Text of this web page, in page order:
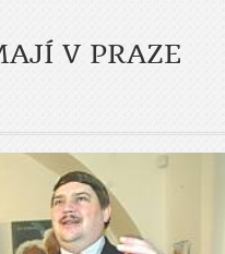
V PRAZE